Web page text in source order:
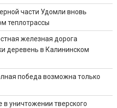
части Удомли вновь
теплотрассы
железная дорога
деревень в Калининском
победа возможна только
в уничтожении тверского